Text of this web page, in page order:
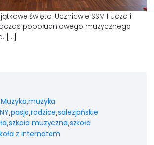
święto. Uczniowie SSM I uczcili
popołudniowego muzycznego
[…]
,Muzyka,muzyka
,pasja,rodzice,salezjańskie
,szkoła muzyczna,szkoła
z internatem